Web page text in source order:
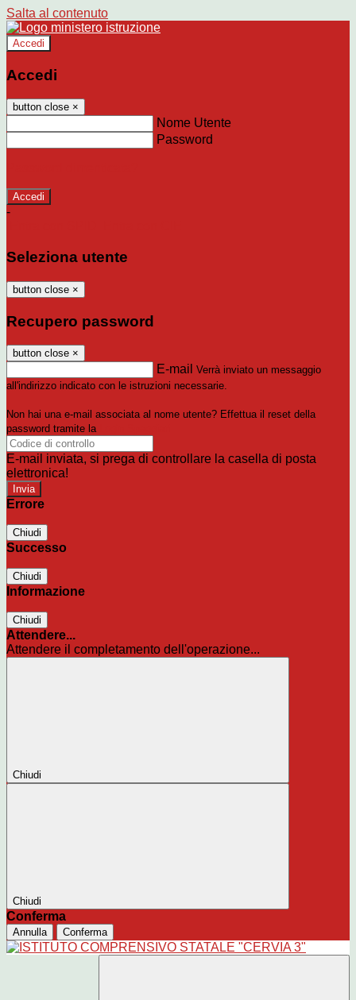
Salta al contenuto
Accedi
Accedi
button close ×
Nome Utente
Password
-
Seleziona utente
button close ×
Recupero password
button close ×
E-mail Verrà inviato un messaggio
all'indirizzo indicato con le istruzioni necessarie.
Non hai una e-mail associata al nome utente? Effettua il reset della
password tramite la
E-mail inviata, si prega di controllare la casella di posta
elettronica!
Errore
Chiudi
Successo
Chiudi
Informazione
Chiudi
Attendere...
Attendere il completamento dell'operazione...
Chiudi
Chiudi
Conferma
Annulla Conferma